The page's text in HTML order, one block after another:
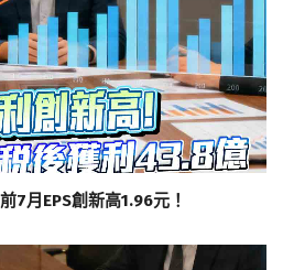
月EPS創新高1.96元！